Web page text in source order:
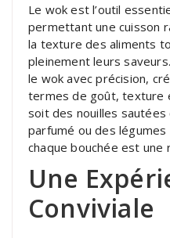
Le wok est l’outil
permettant une cuisson
la texture des aliments
pleinement leurs
le wok avec précision,
termes de goût, texture
soit des nouilles
parfumé ou des
chaque bouchée est une
Une
Conviviale